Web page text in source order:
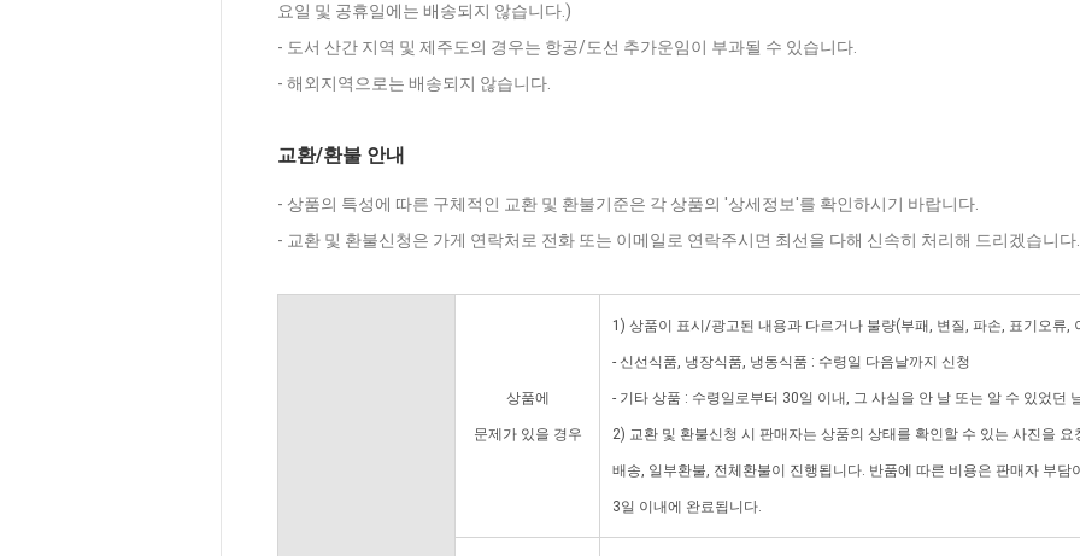
요일 및 공휴일에는 배송되지 않습니다.)
- 도서 산간 지역 및 제주도의 경우는 항공/도선 추가운임이 부과될 수 있습니다.
- 해외지역으로는 배송되지 않습니다.
교환/환불 안내
- 상품의 특성에 따른 구체적인 교환 및 환불기준은 각 상품의 '상세정보'를 확인하시기 바랍니다.
- 교환 및 환불신청은 가게 연락처로 전화 또는 이메일로 연락주시면 최선을 다해 신속히 처리해 드리겠습니다.
상품에
문제가 있을 경우
1) 상품이 표시/광고된 내용과 다르거나 불량(부패, 변질, 파손, 표기오류,
- 신선식품, 냉장식품, 냉동식품 : 수령일 다음날까지 신청
- 기타 상품 : 수령일로부터 30일 이내, 그 사실을 안 날 또는 알 수 있었던
2) 교환 및 환불신청 시 판매자는 상품의 상태를 확인할 수 있는 사진을
배송, 일부환불, 전체환불이 진행됩니다. 반품에 따른 비용은 판매자 부
3일 이내에 완료됩니다.